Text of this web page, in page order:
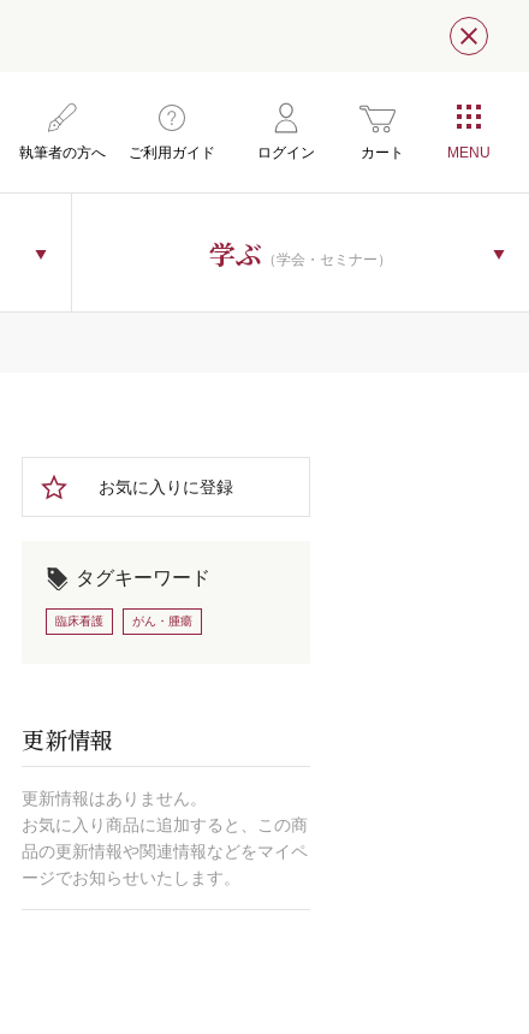
閉じ
執筆者の方へ ご利用ガイド ログイン カート
学ぶ （学会・セミナー）
お気に入りに登録
タグキーワード
臨床看護 がん・腫瘍
更新情報
更新情報はありません。
お気に入り商品に追加すると、この商
品の更新情報や関連情報などをマイペ
ージでお知らせいたします。